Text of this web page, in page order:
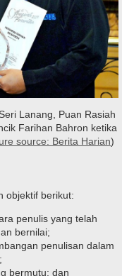
Lanang, Puan Rasiah
Farihan Bahron ketika
source: Berita Harian)
objektif berikut:
penulis yang telah
bernilai;
penulisan dalam
bermutu; dan